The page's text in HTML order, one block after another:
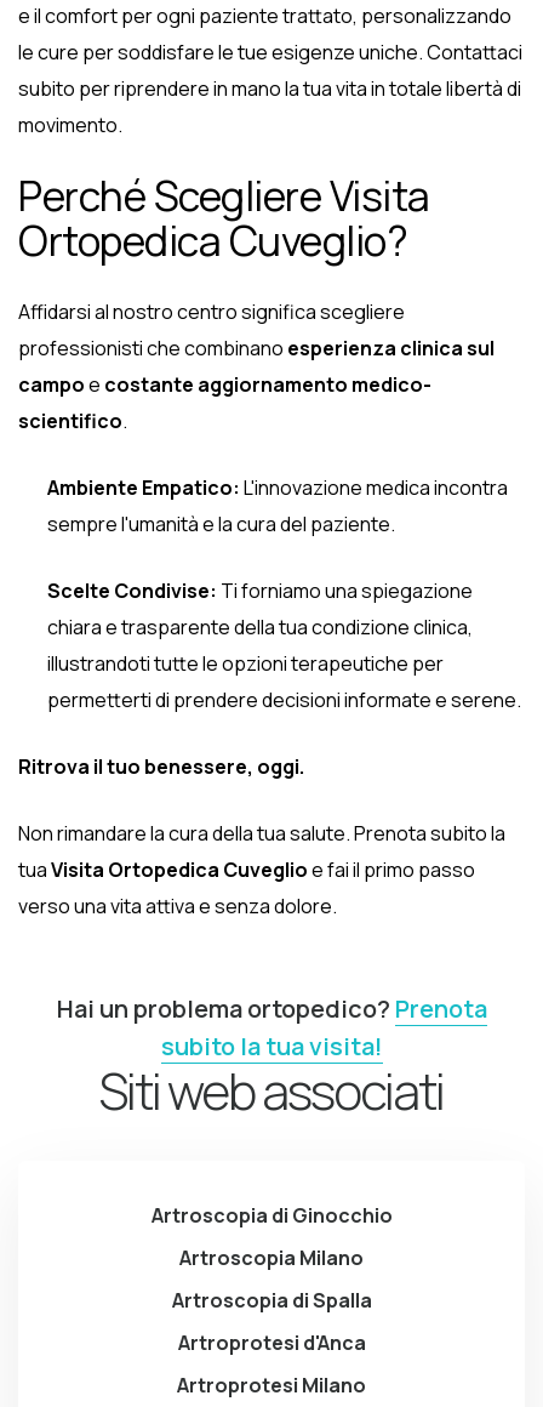
e il comfort per ogni paziente trattato, personalizzando
le cure per soddisfare le tue esigenze uniche. Contattaci
subito per riprendere in mano la tua vita in totale libertà di
movimento.
Perché Scegliere Visita
Ortopedica Cuveglio?
Affidarsi al nostro centro significa scegliere
professionisti che combinano esperienza clinica sul
campoe costante aggiornamento medico-
scientifico.
Ambiente Empatico: L'innovazione medica incontra
sempre l'umanità e la cura del paziente.
Scelte Condivise: Ti forniamo una spiegazione
chiara e trasparente della tua condizione clinica,
illustrandoti tutte le opzioni terapeutiche per
permetterti di prendere decisioni informate e serene.
Ritrova il tuo benessere, oggi.
Non rimandare la cura della tua salute. Prenota subito la
tuaVisita Ortopedica Cuveglioe fai il primo passo
verso una vita attiva e senza dolore.
Hai un problema ortopedico? Prenota
subito la tua visita!
Siti web associati
Artroscopia di Ginocchio
Artroscopia Milano
Artroscopia di Spalla
Artroprotesi d'Anca
Artroprotesi Milano